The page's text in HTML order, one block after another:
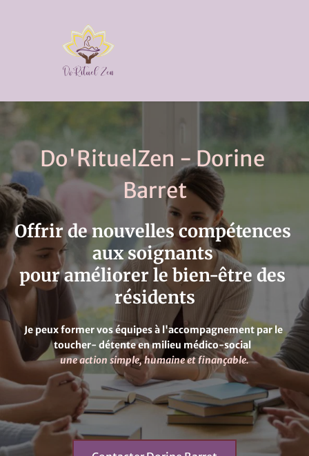
Do'RituelZen - Dorine
Barret
Offrir de nouvelles compétences
aux soignants
pour améliorer le bien-être des
résidents
Je peux former vos équipes à l'accompagnement par le
toucher- détente en milieu médico-social
une action simple, humaine et finançable.